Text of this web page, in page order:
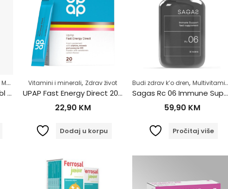
Multivitamini ,Razno,Samoliječenje,Vitamini i minerali,Zdrav život
Bivitis Activa Recovery tbl a60
Vitamini i minerali, Zdrav život
UPAP Fast Energy Direct 20 vrećica
22,90 KM
Dodaj u korpu
Budi zdrav k’o dren, Multivitamini
Sagas Rc 06 Immune Support tablete a60
59,90 KM
Pročitaj više